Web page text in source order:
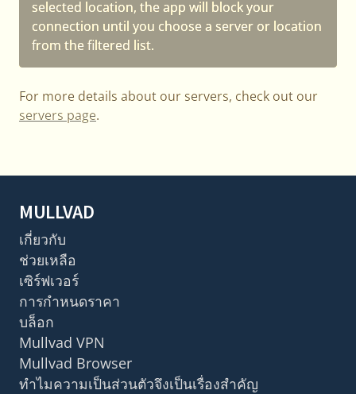
selected location, the app will block your
connection until you choose a server or location
from the filtered list.
For more details about our servers, check out our
servers page.
MULLVAD
เกี่ยวกับ
ช่วยเหลือ
เซิร์ฟเวอร์
การกำหนดราคา
บล็อก
Mullvad VPN
Mullvad Browser
ทำไมความเป็นส่วนตัวจึงเป็นเรื่องสำคัญ